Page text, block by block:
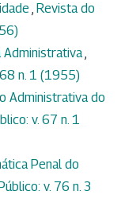
, Revista do
Administrativa,
n. 1 (1955)
Administrativa do
v. 67 n. 1
Penal do
v. 76 n. 3